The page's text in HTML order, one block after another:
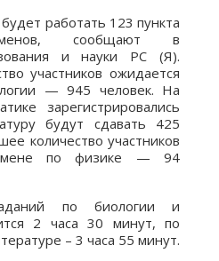
работать 123 пункта
сообщают в
и науки РС (Я).
участников ожидается
— 945 человек. На
зарегистрировались
будут сдавать 425
количество участников
по физике — 94
по биологии и
2 часа 30 минут, по
– 3 часа 55 минут.